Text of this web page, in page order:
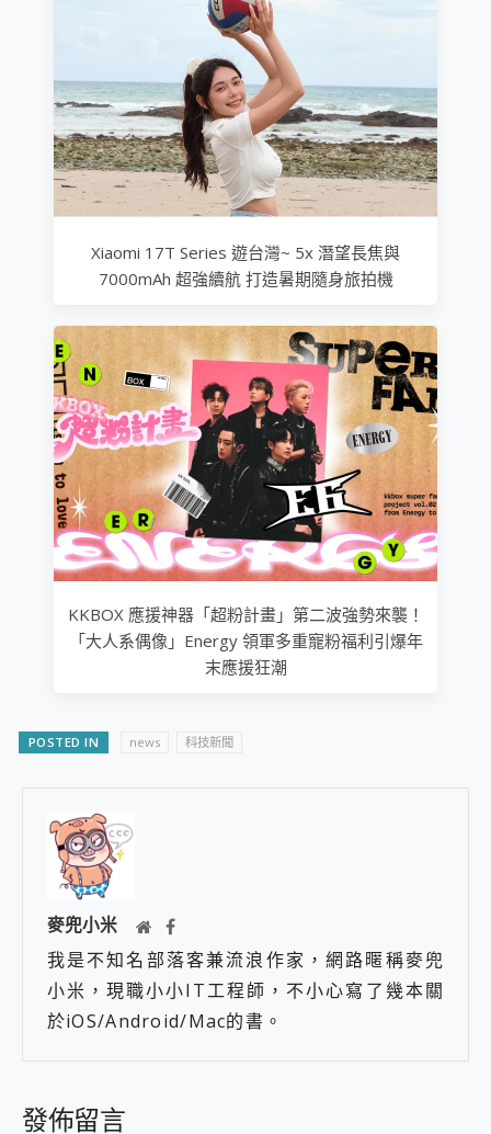
Xiaomi 17T Series 遊台灣~ 5x 潛望長焦與
7000mAh 超強續航 打造暑期隨身旅拍機
KKBOX 應援神器「超粉計畫」第二波強勢來襲！
「大人系偶像」Energy 領軍多重寵粉福利引爆年
末應援狂潮
POSTED IN news 科技新聞
麥兜小米
我是不知名部落客兼流浪作家，網路暱稱麥兜
小米，現職小小IT工程師，不小心寫了幾本關
於iOS/Android/Mac的書。
發佈留言